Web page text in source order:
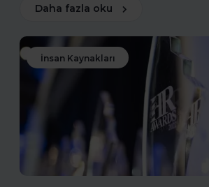
Daha fazla oku
İnsan Kaynakları